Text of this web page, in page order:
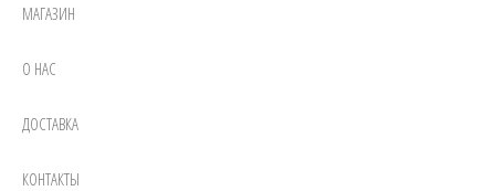
МАГАЗИН
О НАС
ДОСТАВКА
КОНТАКТЫ